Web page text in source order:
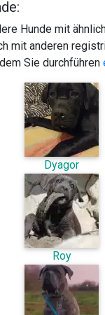
Hunde mit
mit anderen
Sie durchführen
Dyagor
Roy